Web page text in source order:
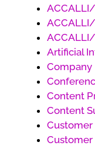
Artificial
Company
Content
Content
Customer